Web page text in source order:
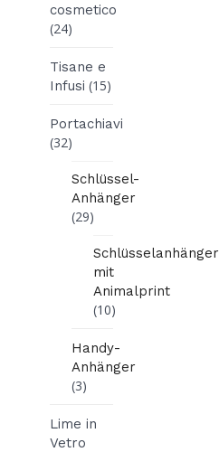
cosmetico
(24)
Tisane e
Infusi (15)
Portachiavi
(32)
Schlüssel-
Anhänger
(29)
Schlüsselanhänger
mit
Animalprint
(10)
Handy-
Anhänger
(3)
Lime in
Vetro